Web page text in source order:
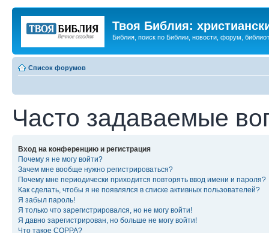
Твоя Библия:
Библия, поиск по Библии, новости, форум,
Список форумов
Часто задаваемые
Вход на конференцию и регистрация
Почему я не могу войти?
Зачем мне вообще нужно регистрироваться?
Почему мне периодически приходится повторять ввод имени и пароля?
Как сделать, чтобы я не появлялся в списке активных пользователей?
Я забыл пароль!
Я только что зарегистрировался, но не могу войти!
Я давно зарегистрирован, но больше не могу войти!
Что такое COPPA?